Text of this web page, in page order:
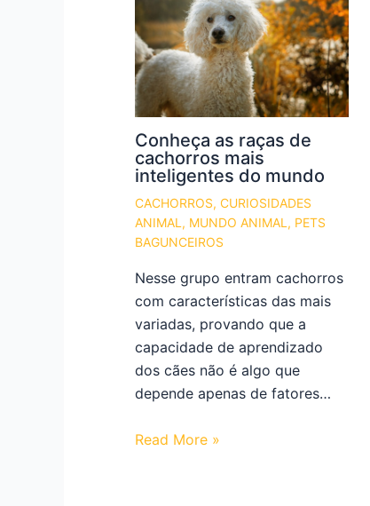
Conheça as raças de
cachorros mais
inteligentes do mundo
CACHORROS, CURIOSIDADES
ANIMAL, MUNDO ANIMAL, PETS
BAGUNCEIROS
Nesse grupo entram cachorros
com características das mais
variadas, provando que a
capacidade de aprendizado
dos cães não é algo que
depende apenas de fatores…
Read More »